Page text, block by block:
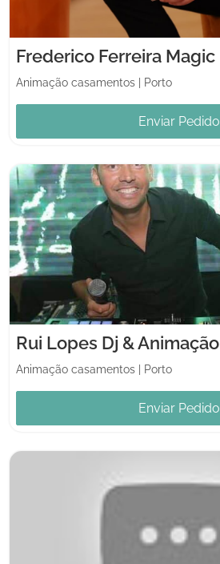
Frederico Ferreira Magic
Animação casamentos Porto
Enviar Pedido
Rui Lopes Dj & Animação
Animação casamentos Porto
Enviar Pedido